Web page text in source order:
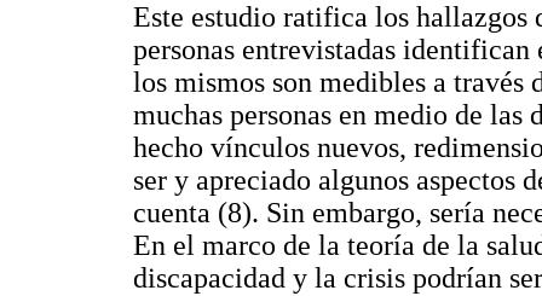
Este estudio ratifica los hallazgos
personas entrevistadas
los mismos son medibles a través
muchas personas en medio de
hecho vínculos nuevos,
ser y apreciado algunos aspectos
cuenta (8). Sin embargo, sería
En el marco de la teoría de la
discapacidad y la crisis podrían